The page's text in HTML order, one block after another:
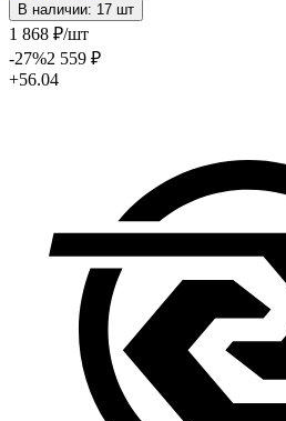
В наличии: 17 шт
1 868 ₽/шт
-27%2 559 ₽
+56.04